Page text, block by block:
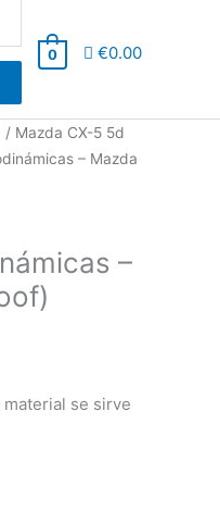
0 €0.00
/ Mazda CX-5 5d
– Mazda
–
se sirve